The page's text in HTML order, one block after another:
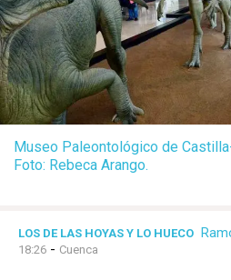
Museo Paleontológico de
Foto: Rebeca Arango.
LOS DE LAS HOYAS Y LO HUECO
18:26 - Cuenca